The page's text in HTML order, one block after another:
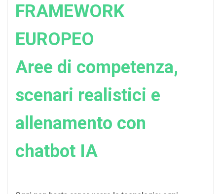
FRAMEWORK
EUROPEO
Aree di competenza,
scenari realistici e
allenamento con
chatbot IA